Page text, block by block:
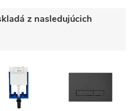
z nasledujúcich